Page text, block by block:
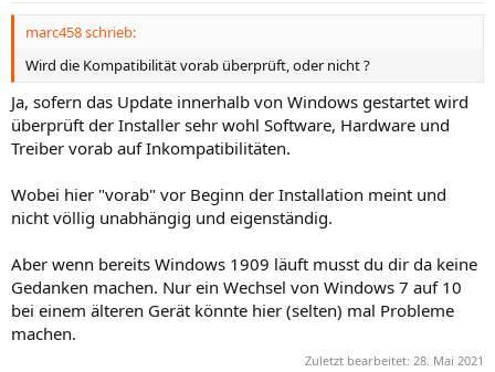
marc458 schrieb:
Wird die Kompatibilität vorab überprüft, oder nicht ?
Ja, sofern das Update innerhalb von Windows gestartet wird
überprüft der Installer sehr wohl Software, Hardware und
Treiber vorab auf Inkompatibilitäten.
Wobei hier "vorab" vor Beginn der Installation meint und
nicht völlig unabhängig und eigenständig.
Aber wenn bereits Windows 1909 läuft musst du dir da keine
Gedanken machen. Nur ein Wechsel von Windows 7 auf 10
bei einem älteren Gerät könnte hier (selten) mal Probleme
machen.
Zuletzt bearbeitet: 28. Mai 2021